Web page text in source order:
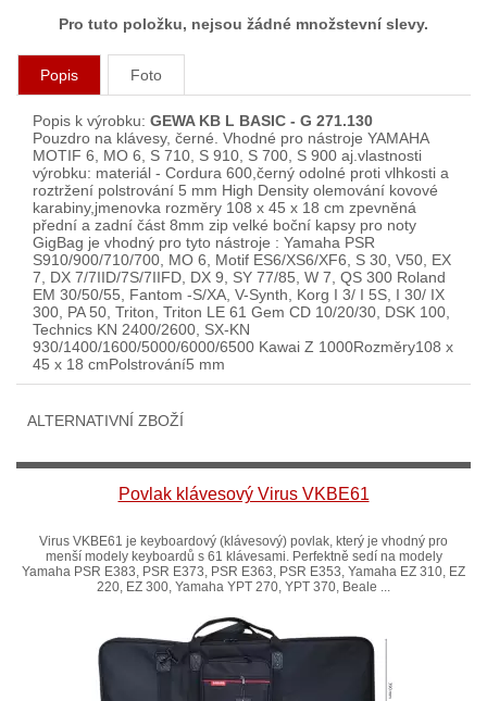
Pro tuto položku, nejsou žádné množstevní slevy.
Popis Foto
Popis k výrobku: GEWA KB L BASIC - G 271.130
Pouzdro na klávesy, černé. Vhodné pro nástroje YAMAHA
MOTIF 6, MO 6, S 710, S 910, S 700, S 900 aj.vlastnosti
výrobku: materiál - Cordura 600,černý odolné proti vlhkosti a
roztržení polstrování 5 mm High Density olemování kovové
karabiny,jmenovka rozměry 108 x 45 x 18 cm zpevněná
přední a zadní část 8mm zip velké boční kapsy pro noty
GigBag je vhodný pro tyto nástroje : Yamaha PSR
S910/900/710/700, MO 6, Motif ES6/XS6/XF6, S 30, V50, EX
7, DX 7/7IID/7S/7IIFD, DX 9, SY 77/85, W 7, QS 300 Roland
EM 30/50/55, Fantom -S/XA, V-Synth, Korg I 3/ I 5S, I 30/ IX
300, PA 50, Triton, Triton LE 61 Gem CD 10/20/30, DSK 100,
Technics KN 2400/2600, SX-KN
930/1400/1600/5000/6000/6500 Kawai Z 1000Rozměry108 x
45 x 18 cmPolstrování5 mm
ALTERNATIVNÍ ZBOŽÍ
Povlak klávesový Virus VKBE61
Virus VKBE61 je keyboardový (klávesový) povlak, který je vhodný pro
menší modely keyboardů s 61 klávesami. Perfektně sedí na modely
Yamaha PSR E383, PSR E373, PSR E363, PSR E353, Yamaha EZ 310, EZ
220, EZ 300, Yamaha YPT 270, YPT 370, Beale ...